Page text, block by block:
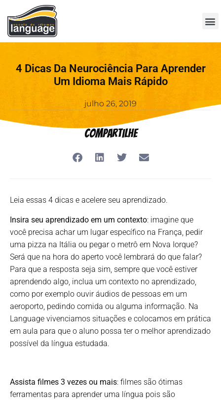
4 Dicas Da Neurociência Para Aprender
Um Idioma Mais Rápido
julho 26, 2019
Compartilhe
Leia essas 4 dicas e acelere seu aprendizado.
Insira seu aprendizado em um contexto: imagine que
você precisa achar um lugar específico na França, pedir
uma pizza na Itália ou pegar o metrô em Nova Iorque?
Será que na hora do aperto você lembrará do que falar?
Para que a resposta seja sim, sempre que você estiver
aprendendo algo, inclua um contexto no aprendizado,
como por exemplo ouvir áudios de pessoas em um
aeroporto, pedindo comida ou alguma informação. Na
Language vivenciamos situações e colocamos em prática
em aula para que o aluno possa ter o melhor aprendizado
possível da língua estudada.
Assista filmes 3 vezes ou mais: filmes são ótimas
ferramentas para aprender uma língua pois são